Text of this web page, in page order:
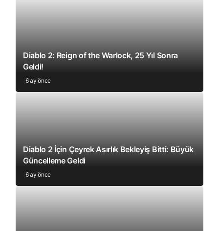
Diablo 2: Reign of the Warlock, 25 Yıl Sonra
Geldi!
6 ay önce
Diablo 2 İçin Çeyrek Asırlık Bekleyiş Bitti: Büyük
Güncelleme Geldi
6 ay önce